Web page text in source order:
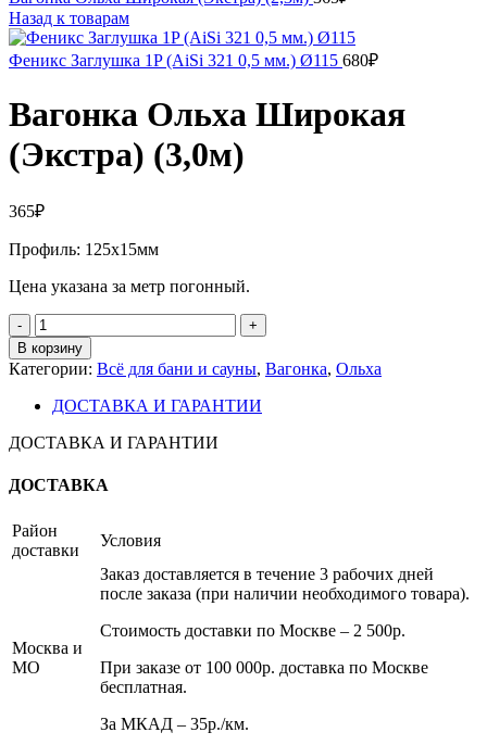
Назад к товарам
Феникс Заглушка 1P (AiSi 321 0,5 мм.) Ø115 680₽
Вагонка Ольха Широкая
(Экстра) (3,0м)
365₽
Профиль: 125х15мм
Цена указана за метр погонный.
Количество
товара
Вагонка
Ольха
Широкая
(Экстра)
(3,0м)
В корзину
Категории: Всё для бани и сауны, Вагонка, Ольха
ДОСТАВКА И ГАРАНТИИ
ДОСТАВКА И ГАРАНТИИ
ДОСТАВКА
Район
доставки
Условия
Москва и
МО
Заказ доставляется в течение 3 рабочих дней
после заказа (при наличии необходимого товара).
Стоимость доставки по Москве – 2 500р.
При заказе от 100 000р. доставка по Москве
бесплатная.
За МКАД – 35р./км.